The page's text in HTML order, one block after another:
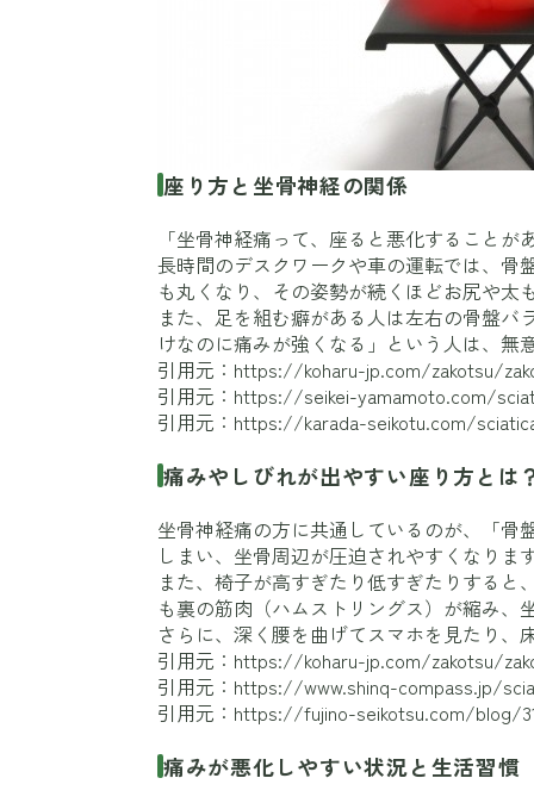
座り方と坐骨神経の関係
「坐骨神経痛って、座ると悪化すること
長時間のデスクワークや車の運転では、骨
も丸くなり、その姿勢が続くほどお尻や太
また、足を組む癖がある人は左右の骨盤
けなのに痛みが強くなる」という人は、無
引用元： https://koharu-jp.com/zakotsu/
引用元： https://seikei-yamamoto.com/
引用元： https://karada-seikotu.com/
痛みやしびれが出やすい座り方とは
坐骨神経痛の方に共通しているのが、「骨
しまい、坐骨周辺が圧迫されやすくなります
また、椅子が高すぎたり低すぎたりする
も裏の筋肉（ハムストリングス）が縮み、
さらに、深く腰を曲げてスマホを見たり、
引用元： https://koharu-jp.com/zakotsu/
引用元： https://www.shinq-compass.jp/
引用元： https://fujino-seikotsu.com/blog/
痛みが悪化しやすい状況と生活習慣